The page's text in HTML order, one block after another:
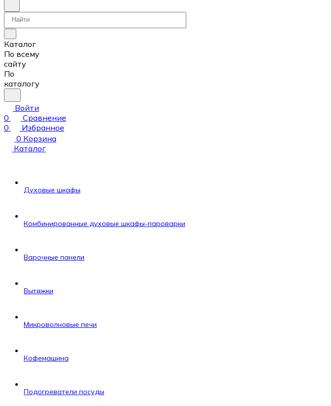
Каталог
По всему
сайту
По
каталогу
Войти
0
Сравнение
0
Избранное
0 Корзина
Каталог
Духовые шкафы
Комбинированные духовые шкафы-пароварки
Варочные панели
Вытяжки
Микроволновые печи
Кофемашина
Подогреватели посуды